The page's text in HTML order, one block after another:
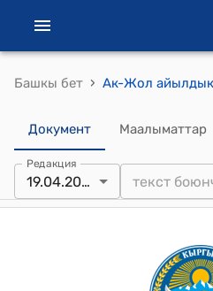
Башкы бет ›
Документ Маалыматтар
Редакция
19.04.2024